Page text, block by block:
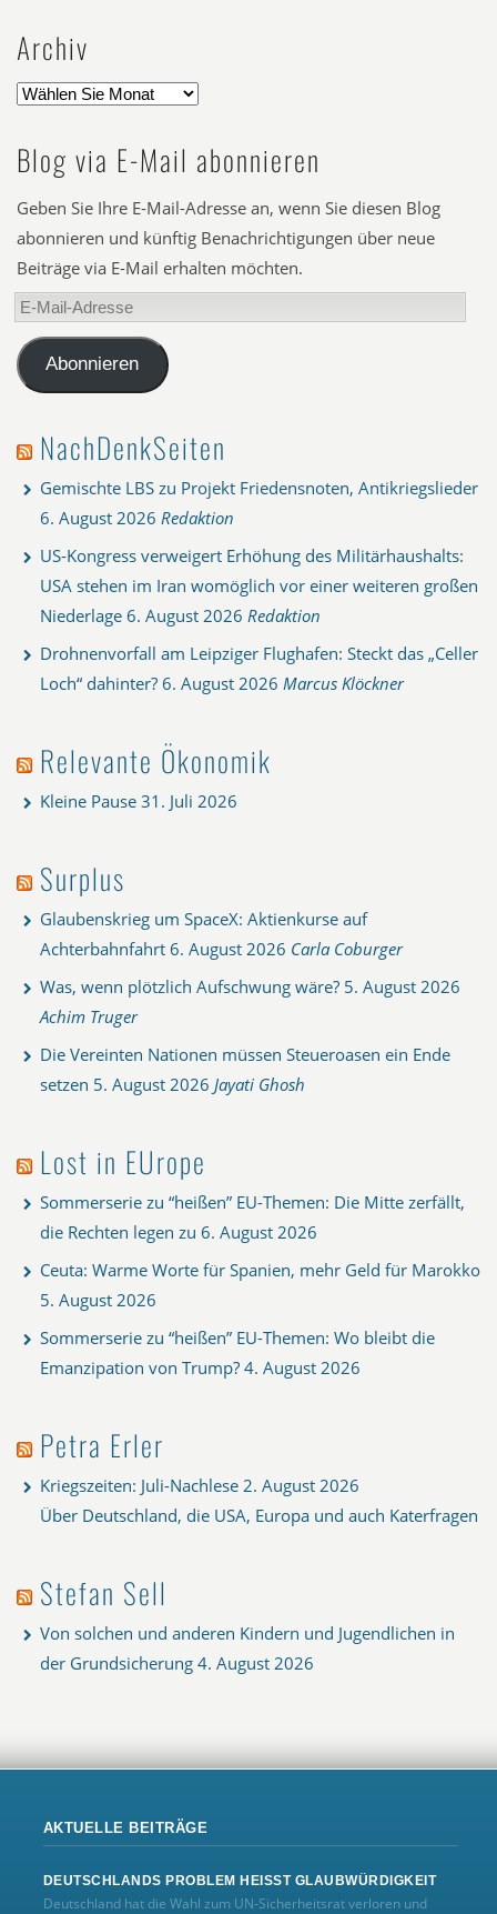
Archiv
Blog via E-Mail abonnieren
Geben Sie Ihre E-Mail-Adresse an, wenn Sie diesen Blog
abonnieren und künftig Benachrichtigungen über neue
Beiträge via E-Mail erhalten möchten.
E-
Mail-
AdresseAbonnieren
NachDenkSeiten
Gemischte LBS zu Projekt Friedensnoten, Antikriegslieder
6. August 2026 Redaktion
US-Kongress verweigert Erhöhung des Militärhaushalts:
USA stehen im Iran womöglich vor einer weiteren großen
Niederlage 6. August 2026 Redaktion
Drohnenvorfall am Leipziger Flughafen: Steckt das „Celler
Loch“ dahinter? 6. August 2026 Marcus Klöckner
Relevante Ökonomik
Kleine Pause 31. Juli 2026
Surplus
Glaubenskrieg um SpaceX: Aktienkurse auf
Achterbahnfahrt 6. August 2026 Carla Coburger
Was, wenn plötzlich Aufschwung wäre? 5. August 2026
Achim Truger
Die Vereinten Nationen müssen Steueroasen ein Ende
setzen 5. August 2026 Jayati Ghosh
Lost in EUrope
Sommerserie zu “heißen” EU-Themen: Die Mitte zerfällt,
die Rechten legen zu 6. August 2026
Ceuta: Warme Worte für Spanien, mehr Geld für Marokko
5. August 2026
Sommerserie zu “heißen” EU-Themen: Wo bleibt die
Emanzipation von Trump? 4. August 2026
Petra Erler
Kriegszeiten: Juli-Nachlese 2. August 2026
Über Deutschland, die USA, Europa und auch Katerfragen
Stefan Sell
Von solchen und anderen Kindern und Jugendlichen in
der Grundsicherung 4. August 2026
AKTUELLE BEITRÄGE
DEUTSCHLANDS PROBLEM HEISST GLAUBWÜRDIGKEIT
Deutschland hat die Wahl zum UN‑Sicherheitsrat verloren und